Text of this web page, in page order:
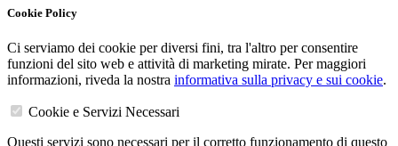
Cookie Policy
Ci serviamo dei cookie per diversi fini, tra l'altro per consentire
funzioni del sito web e attività di marketing mirate. Per maggiori
informazioni, riveda la nostra informativa sulla privacy e sui cookie.
Cookie e Servizi Necessari
Questi servizi sono necessari per il corretto funzionamento di questo